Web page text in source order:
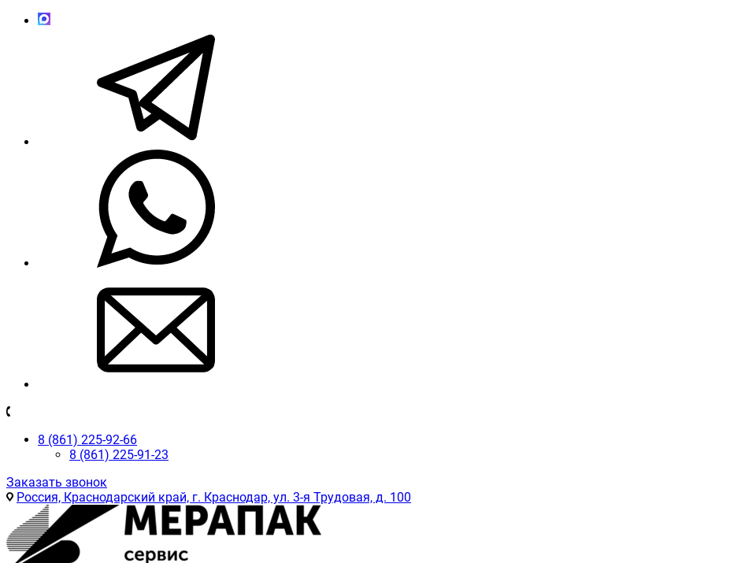
8 (861) 225-92-66
8 (861) 225-91-23
Заказать звонок
Россия, Краснодарский край, г. Краснодар, ул. 3-я Трудовая, д. 100